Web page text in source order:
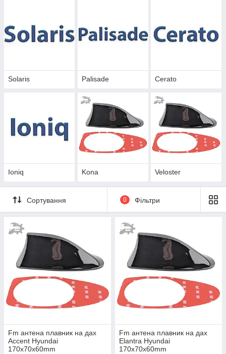
Solaris Palisade Cerato
Ioniq Kona Veloster
Сортування 0 Фільтри
Fm антена плавник на дах
Accent Hyundai
170х70х60mm
Fm антена плавник на дах
Elantra Hyundai
170х70х60mm